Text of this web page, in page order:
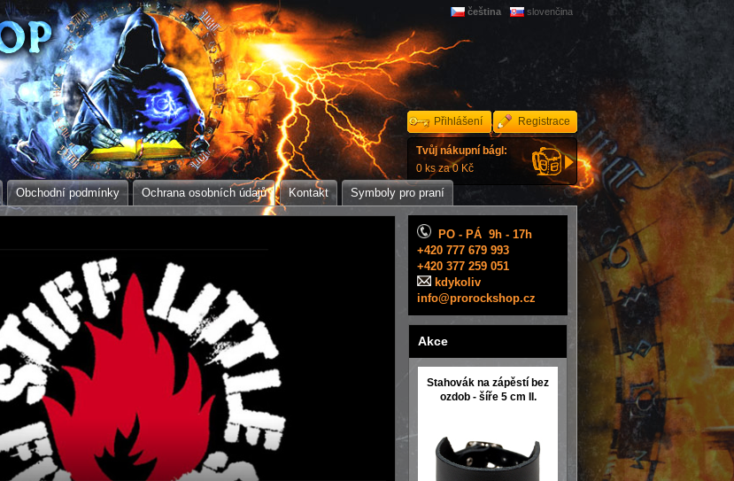
Přihlášení Registrace
Obchodní podmínky Ochrana osobních údajů Kontakt Symboly pro praní
čeština slovenčina
Tvůj nákupní bágl:
0 ks za 0 Kč
PO - PÁ 9h - 17h
+420 777 679 993
+420 377 259 051
kdykoliv
info@prorockshop.cz
Akce
Stahovák na zápěstí bez
ozdob - šíře 5 cm II.